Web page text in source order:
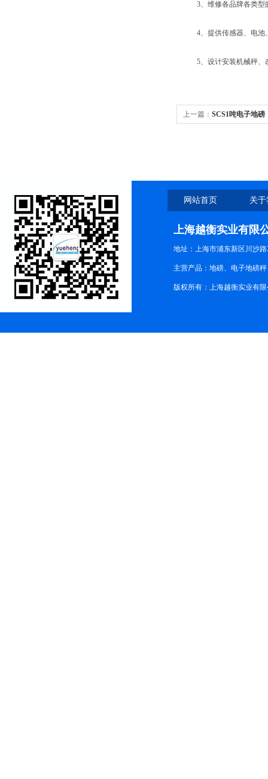
3、维修各品牌各类型的
4、提供传感器、电池
5、设计安装机械秤、改
上一篇： SCS1吨电子地磅
网站首页 关
上海越衡实业有限
地址：上海市浦东新区川沙路
主营产品：地磅、电子地磅
版权所有：上海越衡实业有